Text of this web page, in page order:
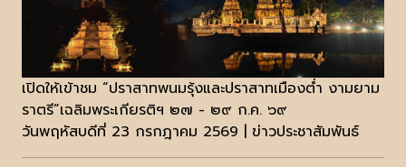
เปิดให้เข้าชม “ปราสาทพนมรุ้งและปราสาทเมืองต่ำ งามยาม
ราตรี”เฉลิมพระเกียรติฯ ๒๗ - ๒๙ ก.ค. ๖๙
วันพฤหัสบดีที่ 23 กรกฎาคม 2569 | ข่าวประชาสัมพันธ์